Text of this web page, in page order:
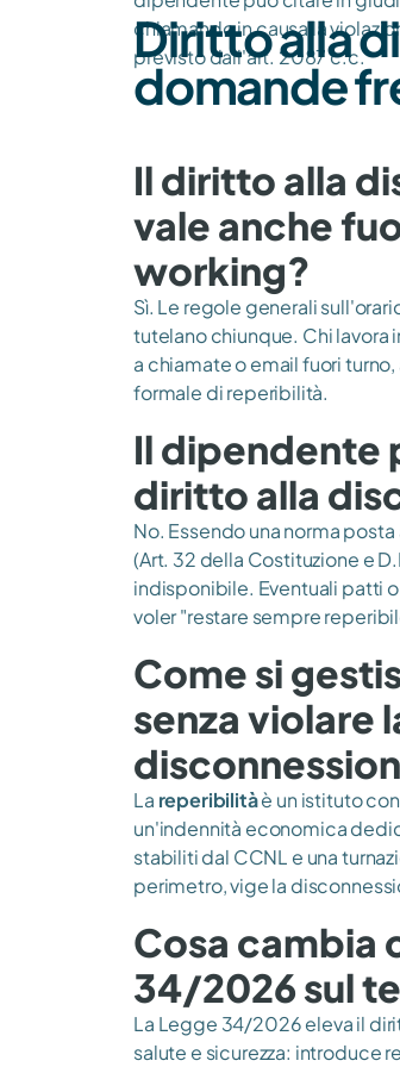
chiamando in causa la
previsto dall'art. 2087 c.c.
Diritto alla
domande
Il diritto alla
vale anche
working?
Sì. Le regole generali
tutelano chiunque. Chi lavora
a chiamate o email fuori
formale di reperibilità.
Il dipendente
diritto alla
No. Essendo una norma
(Art. 32 della Costituzione e
indisponibile. Eventuali patti
voler "restare sempre
Come si
senza violare
La reperibilitàè un istituto
un'indennità economica
stabiliti dal CCNL e una
perimetro, vige la
Cosa cambia
34/2026 sul
La Legge 34/2026 eleva il
salute e sicurezza: introduce